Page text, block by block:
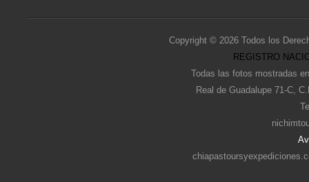
Copyright © 2026 Todos los
REGISTRO
Todas las fotos mostradas
Real de Guadalupe 71-C,